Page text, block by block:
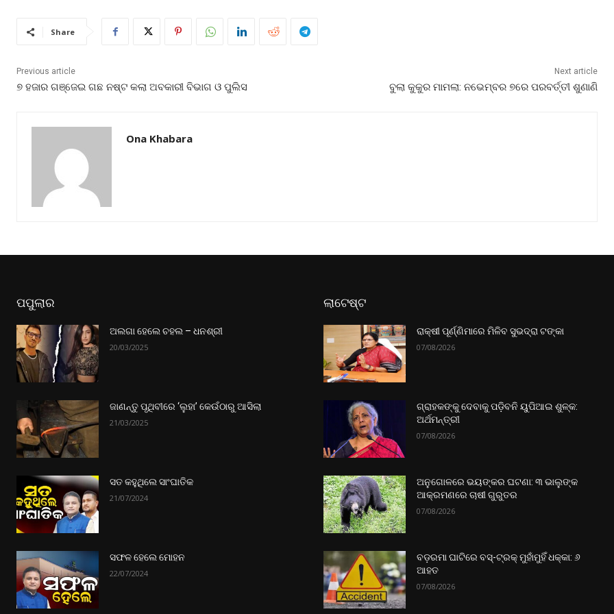
Share
Previous article
୭ ହଜାର ଗଞ୍ଜେଇ ଗଛ ନଷ୍ଟ କଲା ଅବକାରୀ ବିଭାଗ ଓ ପୁଲିସ
Next article
ବୁଲା କୁକୁର ମାମଲା: ନଭେମ୍ବର ୭ରେ ପରବର୍ତ୍ତୀ ଶୁଣାଣି
Ona Khabara
ପପୁଲାର
ଅଲଗା ହେଲେ ଚହଲ – ଧନଶ୍ରୀ
20/03/2025
ଜାଣନ୍ତୁ ପୃଥିବୀରେ ‘ଲୁହା’ କେଉଁଠାରୁ ଆସିଲା
21/03/2025
ସତ କହୁଥିଲେ ସାଂଘାତିକ
21/07/2024
ସଫଳ ହେଲେ ମୋହନ
22/07/2024
ଲାଟେଷ୍ଟ
ରାକ୍ଷୀ ପୂର୍ଣ୍ଣିମାରେ ମିଳିବ ସୁଭଦ୍ରା ଟଙ୍କା
07/08/2026
ଗ୍ରାହକଙ୍କୁ ଦେବାକୁ ପଡ଼ିବନି ୟୁପିଆଇ ଶୁଳ୍କ:
ଅର୍ଥମନ୍ତ୍ରୀ
07/08/2026
ଅନୁଗୋଳରେ ଭୟଙ୍କର ଘଟଣା: ୩ ଭାଲୁଙ୍କ
ଆକ୍ରମଣରେ ଚାଷୀ ଗୁରୁତର
07/08/2026
ବଡ଼ରମା ଘାଟିରେ ବସ୍-ଟ୍ରକ୍ ମୁହାଁମୁହିଁ ଧକ୍କା: ୬
ଆହତ
07/08/2026